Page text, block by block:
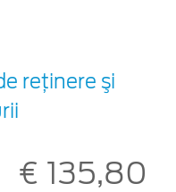
reţinere şi
€ 135,80